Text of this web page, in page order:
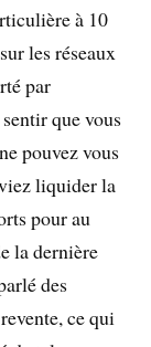
à 10
les réseaux
par
que vous
pouvez vous
liquider la
pour au
la dernière
des
ce qui